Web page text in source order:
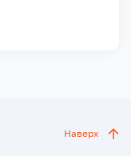
Наверх